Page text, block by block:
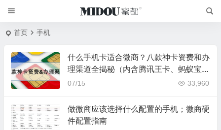
首页 手机
什么手机卡适合微商？八款神卡资费和办
理渠道全揭秘（内含腾讯王卡、蚂蚁宝
卡、京东强卡、百度神卡等）
07/15 33,960
做微商应该选择什么配置的手机；微商硬
件配置指南